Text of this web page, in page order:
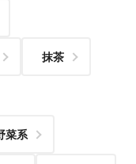
抹茶
菜系